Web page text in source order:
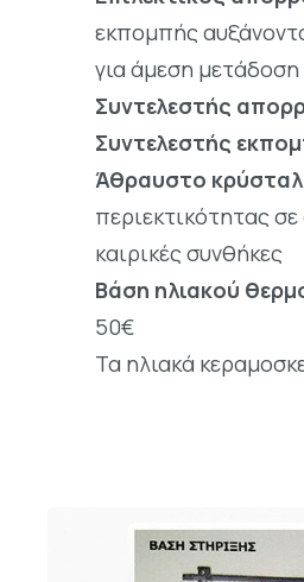
εκπομπής
για άμεση
Συντελεστής
Συντελεστής
Άθραυστο
περιεκτικότητας
καιρικές συνθήκες
Βάση ηλιακού
50€
Τα ηλιακά